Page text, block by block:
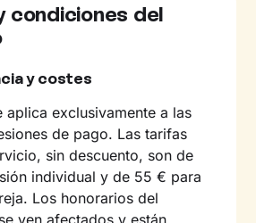
condiciones del
y costes
aplica exclusivamente a las
de pago. Las tarifas
sin descuento, son de
individual y de 55 € para
Los honorarios del